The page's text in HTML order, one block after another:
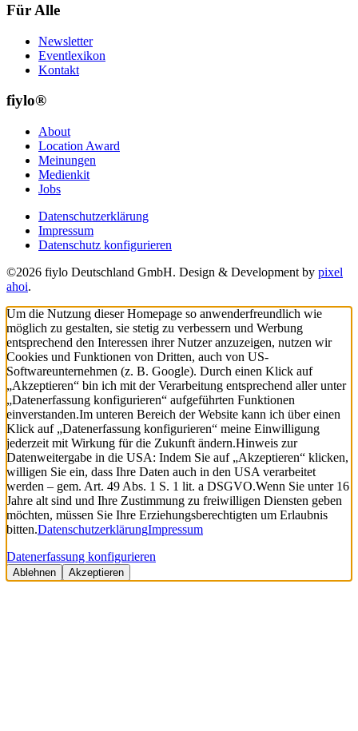
Für Alle
Newsletter
Eventlexikon
Kontakt
fiylo®
About
Location Award
Meinungen
Medienkit
Jobs
Datenschutzerklärung
Impressum
Datenschutz konfigurieren
©2026 fiylo Deutschland GmbH. Design & Development by pixel
ahoi.
Um die Nutzung dieser Homepage so anwenderfreundlich wie
möglich zu gestalten, sie stetig zu verbessern und Werbung
entsprechend den Interessen ihrer Nutzer anzuzeigen, nutzen wir
Cookies und Funktionen von Dritten, auch von US-
Softwareunternehmen (z. B. Google). Durch einen Klick auf
„Akzeptieren“ bin ich mit der Verarbeitung entsprechend aller unter
„Datenerfassung konfigurieren“ aufgeführten Funktionen
einverstanden.Im unteren Bereich der Website kann ich über einen
Klick auf „Datenerfassung konfigurieren“ meine Einwilligung
jederzeit mit Wirkung für die Zukunft ändern.Hinweis zur
Datenweitergabe in die USA: Indem Sie auf „Akzeptieren“ klicken,
willigen Sie ein, dass Ihre Daten auch in den USA verarbeitet
werden – gem. Art. 49 Abs. 1 S. 1 lit. a DSGVO.Wenn Sie unter 16
Jahre alt sind und Ihre Zustimmung zu freiwilligen Diensten geben
möchten, müssen Sie Ihre Erziehungsberechtigten um Erlaubnis
bitten.DatenschutzerklärungImpressum
Datenerfassung konfigurieren
Ablehnen Akzeptieren